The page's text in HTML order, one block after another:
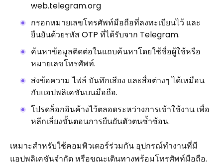
web.telegram.org
กรอกหมายเลขโทรศัพท์มือถือที่ลงทะเบียนไว้ และ
ยืนยันด้วยรหัส OTP ที่ได้รับจาก Telegram.
ค้นหาข้อมูลติดต่อในแถบค้นหาโดยใช้ชื่อผู้ใช้หรือ
หมายเลขโทรศัพท์.
ส่งข้อความ ไฟล์ บันทึกเสียง และสื่อต่างๆ ได้เหมือน
กับแอปพลิเคชันบนมือถือ.
โปรดล็อกอินค้างไว้ตลอดระหว่างการเข้าใช้งาน เพื่อ
หลีกเลี่ยงขั้นตอนการยืนยันตัวตนซ้ำซ้อน.
เหมาะสำหรับใช้คอมพิวเตอร์ร่วมกัน อุปกรณ์ทำงานที่มี
แอปพลิเคชันจำกัด หรือขณะเดินทางพร้อมโทรศัพท์มือถือ.